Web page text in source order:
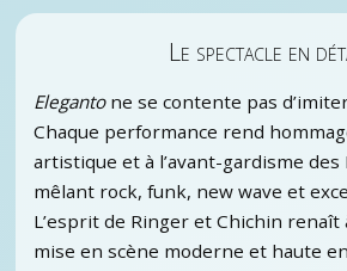
Le spectacle en
Elegantone se contente pas
Chaque performance rend
artistique et à l’avant-gardisme
mêlant rock, funk, new wave et
L’esprit de Ringer et Chichin renaît
mise en scène moderne et haute